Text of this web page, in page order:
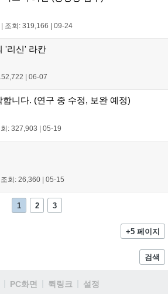
| 조회: 319,166 | 09-24
'리신' 라칸
06-07
니다. (연구 중 수정, 보완 예정)
: 327,903 | 05-19
조회: 26,360 05-15
1 2 3
+5 페이지
검색
PC화면 퀵링크 설정